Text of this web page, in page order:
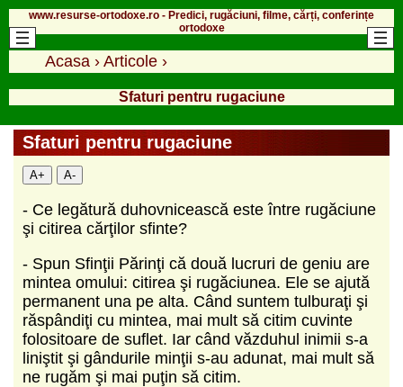
www.resurse-ortodoxe.ro - Predici, rugăciuni, filme, cărți, conferințe
ortodoxe
Acasa › Articole ›
Sfaturi pentru rugaciune
Sfaturi pentru rugaciune
A+ A-
- Ce legătură duhovnicească este între rugăciune
şi citirea cărţilor sfinte?
- Spun Sfinţii Părinţi că două lucruri de geniu are
mintea omului: citirea şi rugăciunea. Ele se ajută
permanent una pe alta. Când suntem tulburaţi şi
răspândiţi cu mintea, mai mult să citim cuvinte
folositoare de suflet. Iar când văzduhul inimii s-a
liniştit şi gândurile minţii s-au adunat, mai mult să
ne rugăm şi mai puţin să citim.